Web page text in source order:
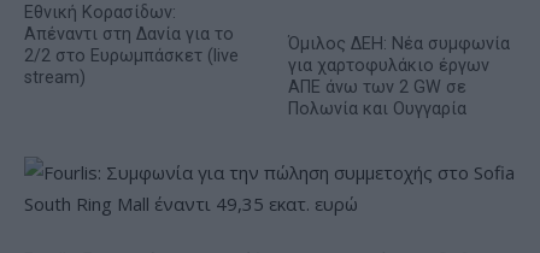
Εθνική Κορασίδων:
Απέναντι στη Δανία για το
2/2 στο Ευρωμπάσκετ (live
stream)
Όμιλος ΔΕΗ: Νέα συμφωνία
για χαρτοφυλάκιο έργων
ΑΠΕ άνω των 2 GW σε
Πολωνία και Ουγγαρία